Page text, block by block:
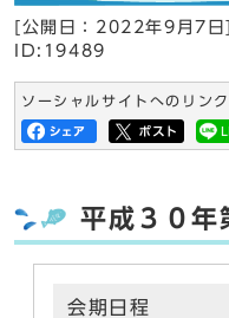
[公開日： 2022年9月7日
ID:19489
ソーシャルサイトへのリン
平成３０年
会期日程